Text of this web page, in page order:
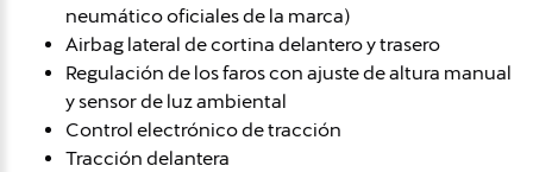
neumático oficiales de la marca)
Airbag lateral de cortina delantero y trasero
Regulación de los faros con ajuste de altura manual
y sensor de luz ambiental
Control electrónico de tracción
Tracción delantera